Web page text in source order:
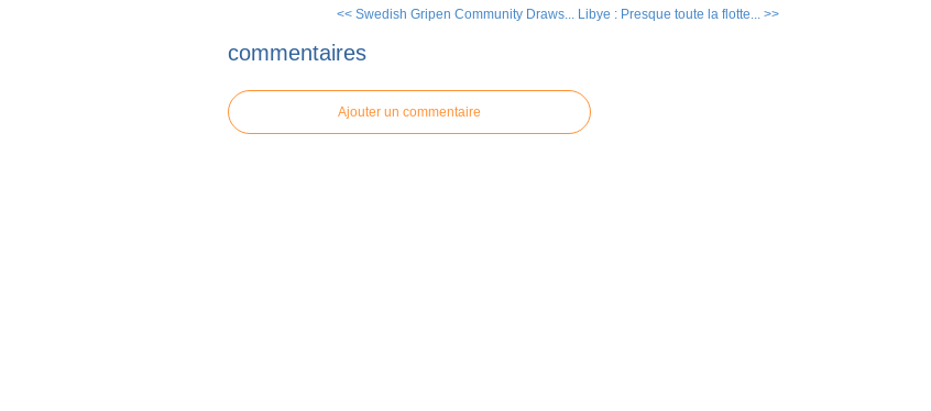
<< Swedish Gripen Community Draws... Libye : Presque toute la flotte... >>
commentaires
Ajouter un commentaire